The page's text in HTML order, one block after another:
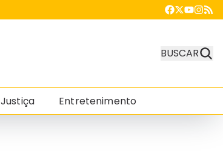
BUSCAR
Justiça Entretenimento